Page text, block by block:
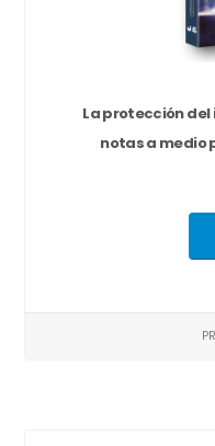
La protección del
notas a medio